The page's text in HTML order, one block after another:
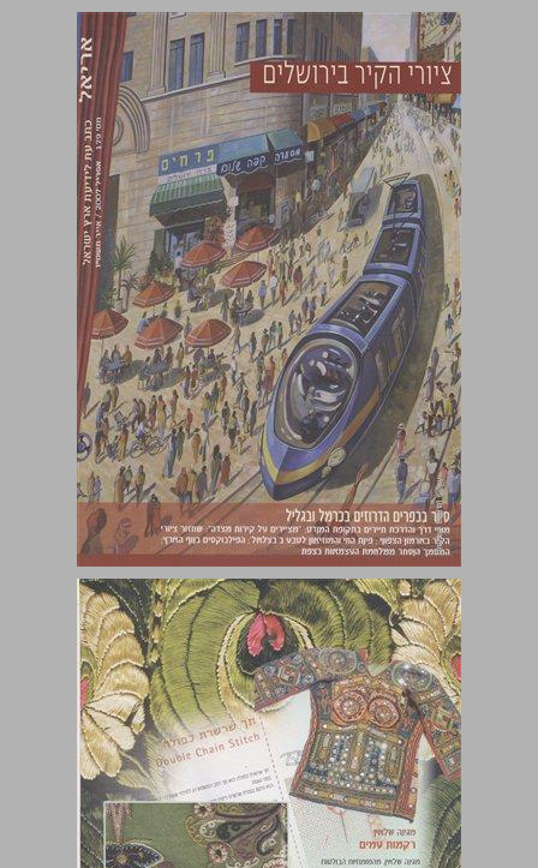
ציורי הקיר בירושלים ... 0